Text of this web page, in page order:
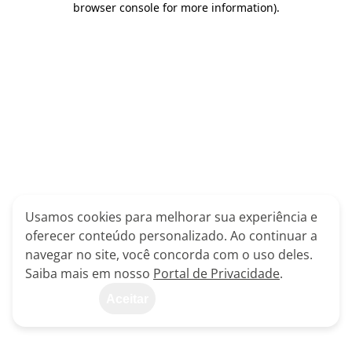
browser console for more information).
Usamos cookies para melhorar sua experiência e
oferecer conteúdo personalizado. Ao continuar a
navegar no site, você concorda com o uso deles.
Saiba mais em nosso Portal de Privacidade.